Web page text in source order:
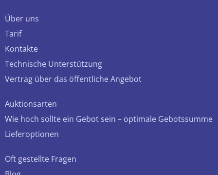
Über uns
Tarif
Kontakte
Technische Unterstützung
Vertrag über das öffentliche Angebot
Auktionsarten
Wie hoch sollte ein Gebot sein – optimale Gebotssumme
Lieferoptionen
Oft gestellte Fragen